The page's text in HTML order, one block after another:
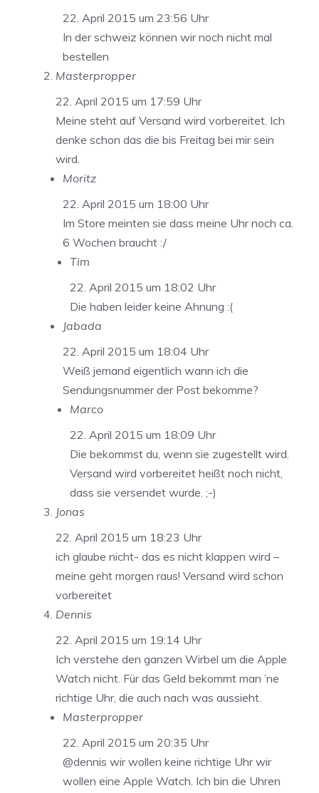
22. April 2015 um 23:56 Uhr
In der schweiz können wir noch nicht mal
bestellen
Masterpropper
22. April 2015 um 17:59 Uhr
Meine steht auf Versand wird vorbereitet. Ich
denke schon das die bis Freitag bei mir sein
wird.
Moritz
22. April 2015 um 18:00 Uhr
Im Store meinten sie dass meine Uhr noch ca.
6 Wochen braucht :/
Tim
22. April 2015 um 18:02 Uhr
Die haben leider keine Ahnung :(
Jabada
22. April 2015 um 18:04 Uhr
Weiß jemand eigentlich wann ich die
Sendungsnummer der Post bekomme?
Marco
22. April 2015 um 18:09 Uhr
Die bekommst du, wenn sie zugestellt wird.
Versand wird vorbereitet heißt noch nicht,
dass sie versendet wurde. ;-)
Jonas
22. April 2015 um 18:23 Uhr
ich glaube nicht- das es nicht klappen wird –
meine geht morgen raus! Versand wird schon
vorbereitet
Dennis
22. April 2015 um 19:14 Uhr
Ich verstehe den ganzen Wirbel um die Apple
Watch nicht. Für das Geld bekommt man ’ne
richtige Uhr, die auch nach was aussieht.
Masterpropper
22. April 2015 um 20:35 Uhr
@dennis wir wollen keine richtige Uhr wir
wollen eine Apple Watch. Ich bin die Uhren